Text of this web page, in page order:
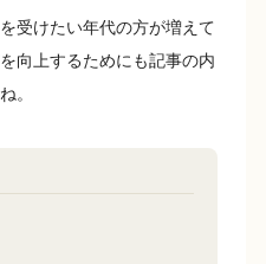
受けたい年代の方が増えて
向上するためにも記事の内
。